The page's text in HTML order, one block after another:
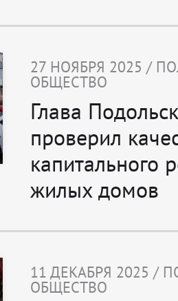
27 НОЯБРЯ 2025 /
ОБЩЕСТВО
Глава
проверил
капитального
жилых домов
11 ДЕКАБРЯ 2025 /
ОБЩЕСТВО